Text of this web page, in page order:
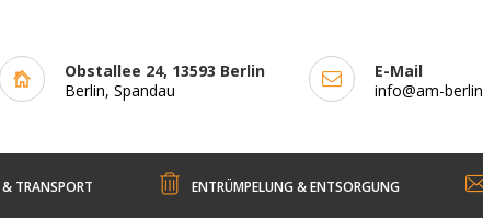
Obstallee 24, 13593 Berlin
Berlin, Spandau
E-Mail
info@am-
TRANSPORT ENTRÜMPELUNG & ENTSORGUNG